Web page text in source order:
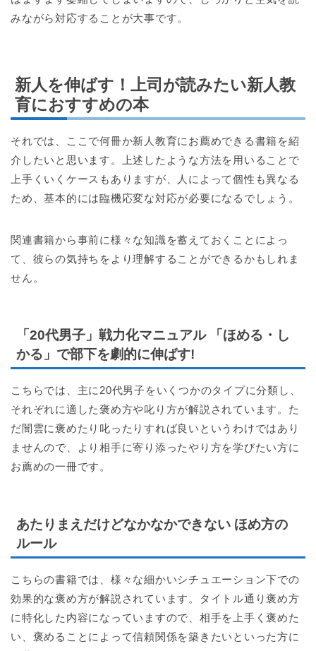
みながら対応することが大事です。
新人を伸ばす！上司が読みたい新人教
育におすすめの本
それでは、ここで何冊か新人教育にお薦めできる書籍を紹
介したいと思います。上述したような方法を用いることで
上手くいくケースもありますが、人によって個性も異なる
ため、基本的には臨機応変な対応が必要になるでしょう。
関連書籍から事前に様々な知識を蓄えておくことによっ
て、彼らの気持ちをより理解することができるかもしれま
せん。
「20代男子」戦力化マニュアル 「ほめる・し
かる」で部下を劇的に伸ばす!
こちらでは、主に20代男子をいくつかのタイプに分類し、
それぞれに適した褒め方や叱り方が解説されています。た
だ闇雲に褒めたり叱ったりすれば良いというわけではあり
ませんので、より相手に寄り添ったやり方を学びたい方に
お薦めの一冊です。
あたりまえだけどなかなかできない ほめ方の
ルール
こちらの書籍では、様々な細かいシチュエーション下での
効果的な褒め方が解説されています。タイトル通り褒め方
に特化した内容になっていますので、相手を上手く褒めた
い、褒めることによって信頼関係を築きたいといった方に